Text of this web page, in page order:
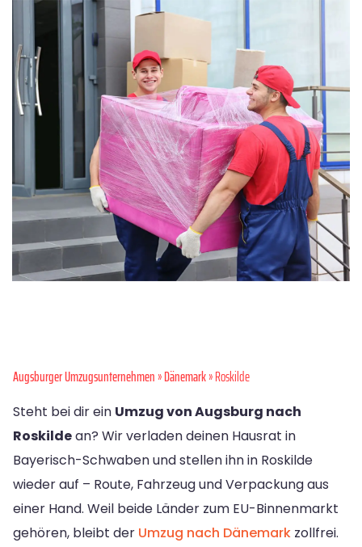
Augsburger Umzugsunternehmen»Dänemark» Roskilde
Steht bei dir ein Umzug von Augsburg nach
Roskildean? Wir verladen deinen Hausrat in
Bayerisch-Schwaben und stellen ihn in Roskilde
wieder auf – Route, Fahrzeug und Verpackung aus
einer Hand. Weil beide Länder zum EU-Binnenmarkt
gehören, bleibt der Umzug nach Dänemark zollfrei.